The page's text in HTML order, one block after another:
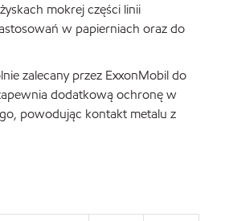
mokrej części linii
w papierniach oraz do
zalecany przez ExxonMobil do
dodatkową ochronę w
powodując kontakt metalu z